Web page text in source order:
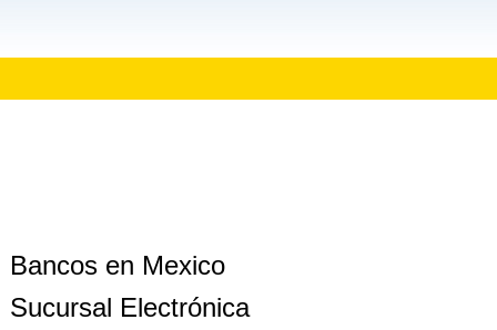
Bancos en Mexico
Sucursal Electrónica